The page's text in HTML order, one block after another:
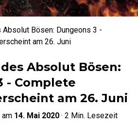
Bösen: Dungeons 3 -
am 26. Juni
Absolut Bösen:
- Complete
am 26. Juni
am 14. Mai 2020 · 2 Min. Lesezeit